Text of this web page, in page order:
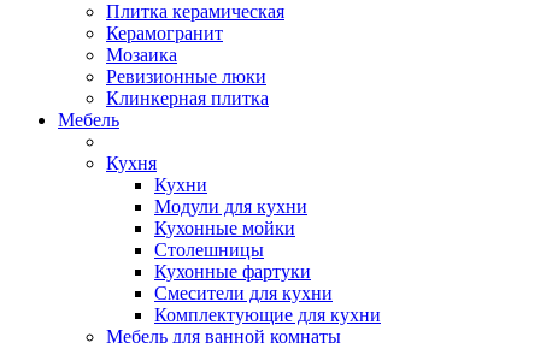
Плитка керамическая
Керамогранит
Мозаика
Ревизионные люки
Клинкерная плитка
Мебель
Кухня
Кухни
Модули для кухни
Кухонные мойки
Столешницы
Кухонные фартуки
Смесители для кухни
Комплектующие для кухни
Мебель для ванной комнаты